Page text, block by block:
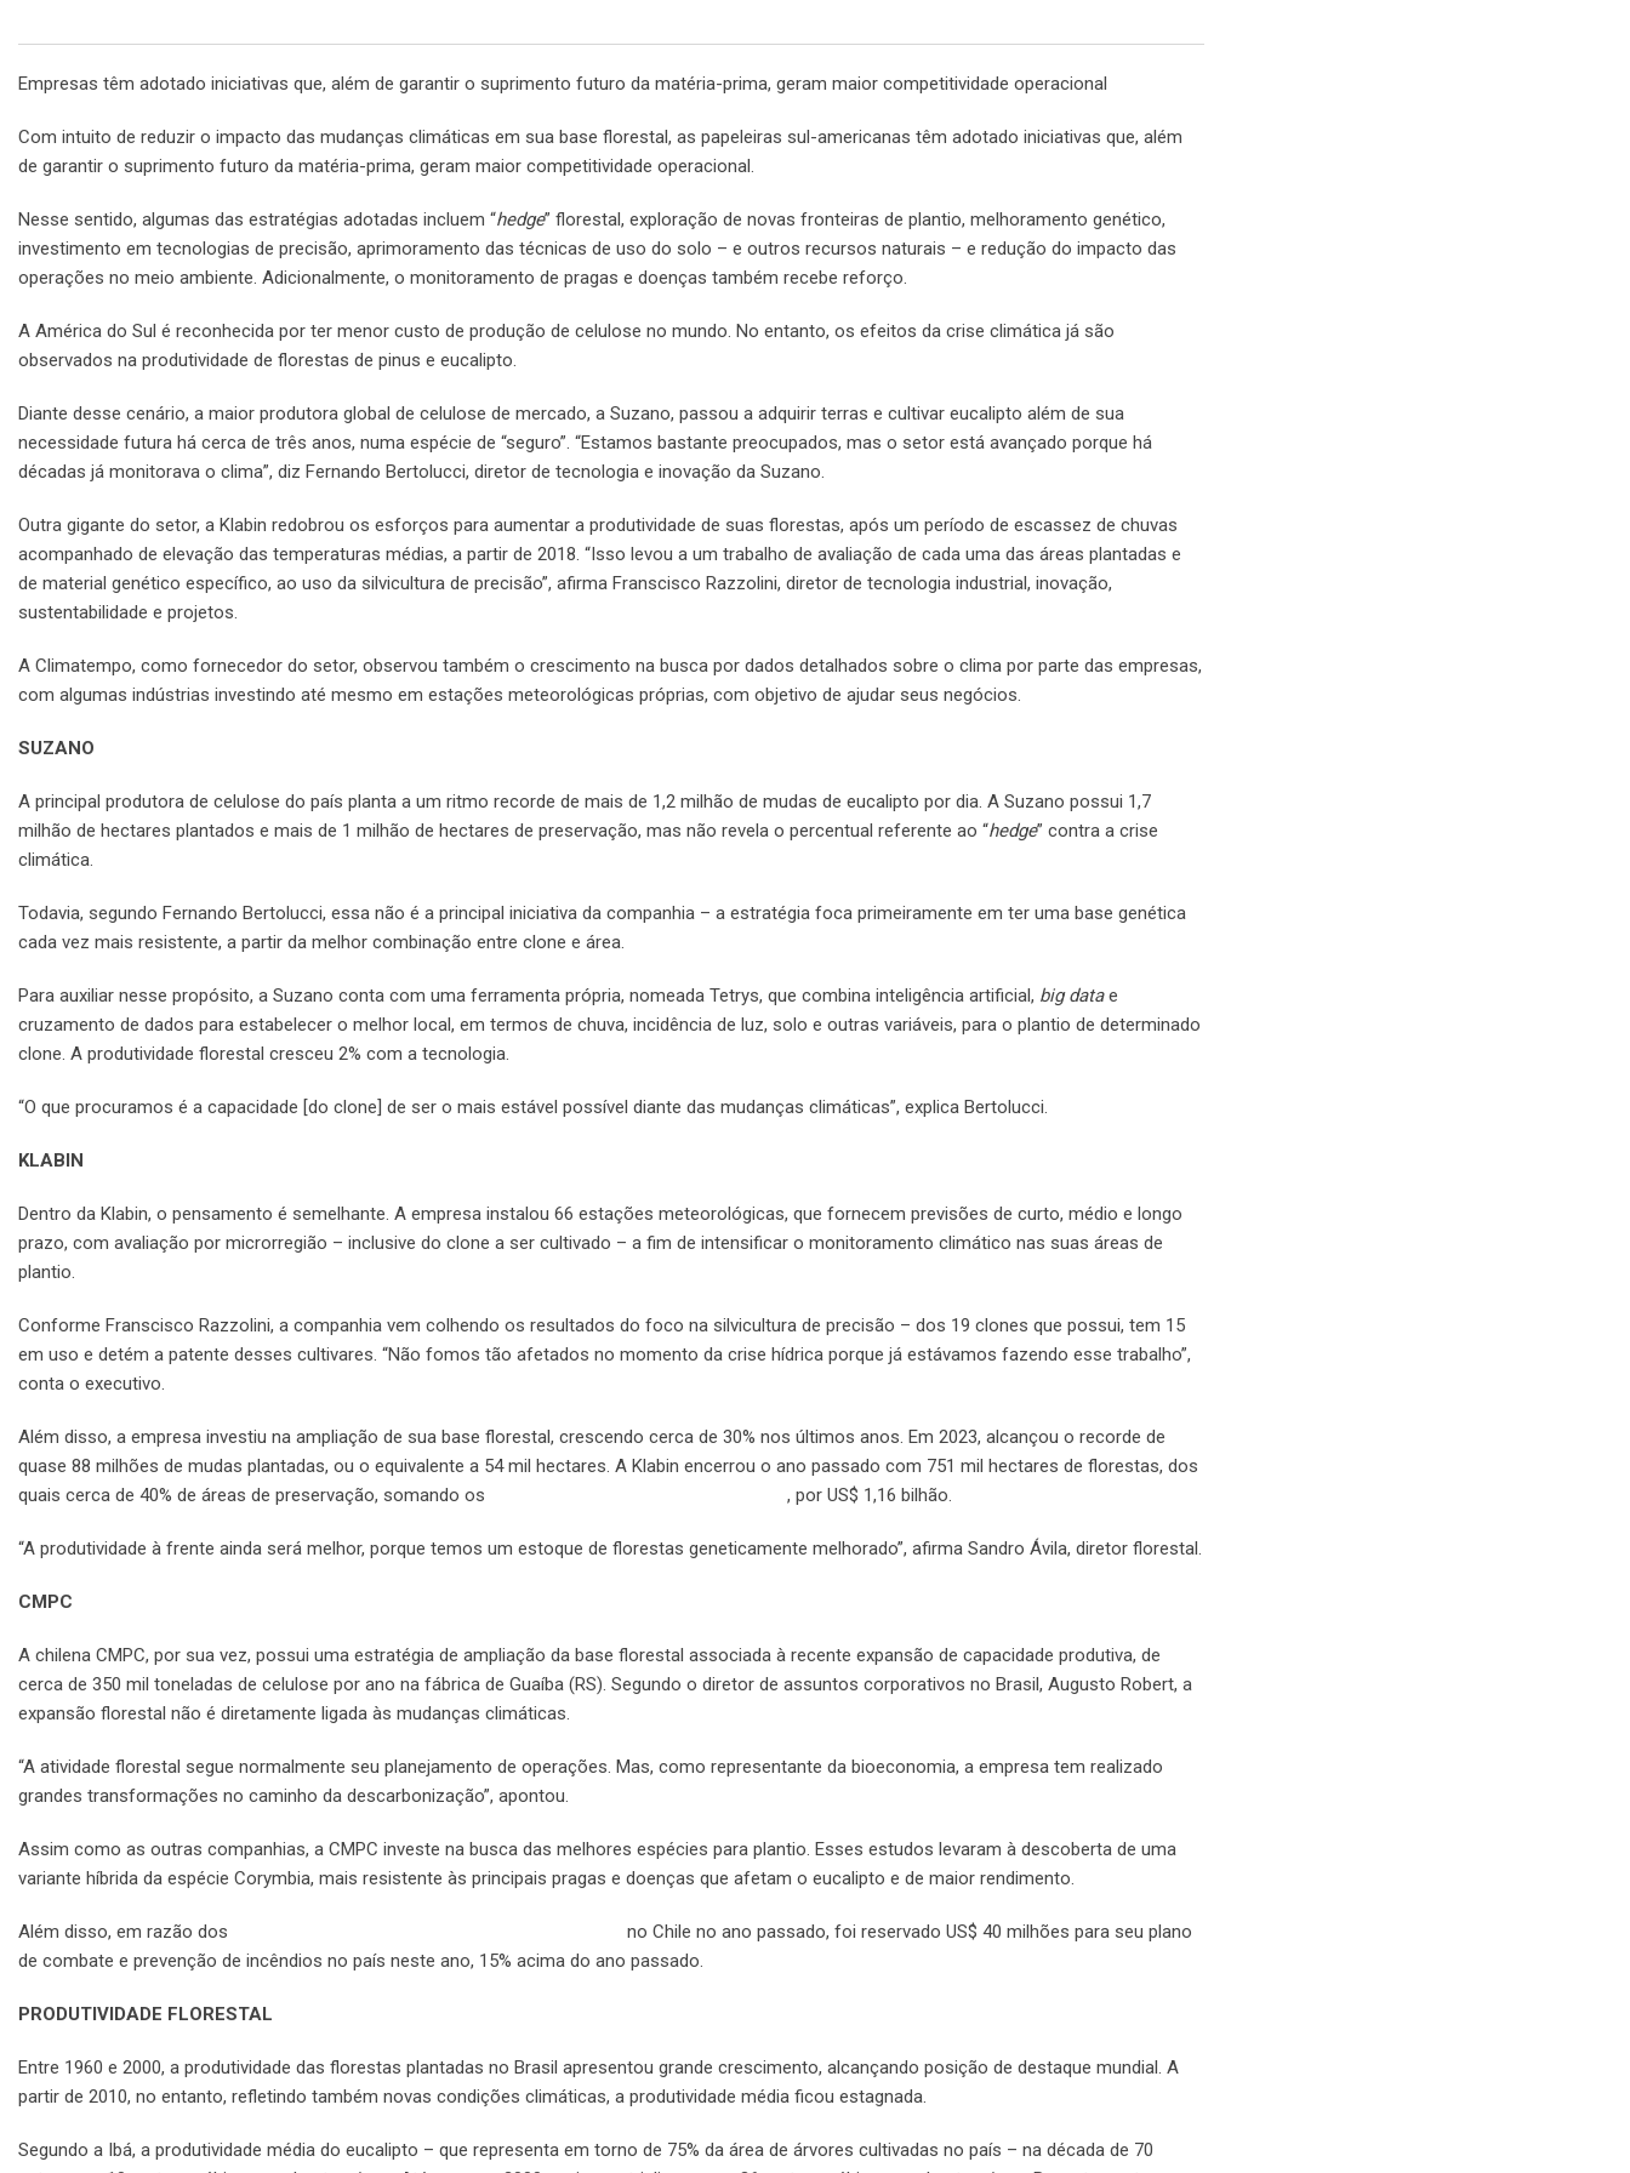
Empresas têm adotado iniciativas que, além de garantir o suprimento futuro da matéria-prima, geram maior competitividade operacional
Com intuito de reduzir o impacto das mudanças climáticas em sua base florestal, as papeleiras sul-americanas têm adotado iniciativas que, além
de garantir o suprimento futuro da matéria-prima, geram maior competitividade operacional.
Nesse sentido, algumas das estratégias adotadas incluem “hedge” florestal, exploração de novas fronteiras de plantio, melhoramento genético,
investimento em tecnologias de precisão, aprimoramento das técnicas de uso do solo – e outros recursos naturais – e redução do impacto das
operações no meio ambiente. Adicionalmente, o monitoramento de pragas e doenças também recebe reforço.
A América do Sul é reconhecida por ter menor custo de produção de celulose no mundo. No entanto, os efeitos da crise climática já são
observados na produtividade de florestas de pinus e eucalipto.
Diante desse cenário, a maior produtora global de celulose de mercado, a Suzano, passou a adquirir terras e cultivar eucalipto além de sua
necessidade futura há cerca de três anos, numa espécie de “seguro”. “Estamos bastante preocupados, mas o setor está avançado porque há
décadas já monitorava o clima”, diz Fernando Bertolucci, diretor de tecnologia e inovação da Suzano.
Outra gigante do setor, a Klabin redobrou os esforços para aumentar a produtividade de suas florestas, após um período de escassez de chuvas
acompanhado de elevação das temperaturas médias, a partir de 2018. “Isso levou a um trabalho de avaliação de cada uma das áreas plantadas e
de material genético específico, ao uso da silvicultura de precisão”, afirma Franscisco Razzolini, diretor de tecnologia industrial, inovação,
sustentabilidade e projetos.
A Climatempo, como fornecedor do setor, observou também o crescimento na busca por dados detalhados sobre o clima por parte das empresas,
com algumas indústrias investindo até mesmo em estações meteorológicas próprias, com objetivo de ajudar seus negócios.
SUZANO
A principal produtora de celulose do país planta a um ritmo recorde de mais de 1,2 milhão de mudas de eucalipto por dia. A Suzano possui 1,7
milhão de hectares plantados e mais de 1 milhão de hectares de preservação, mas não revela o percentual referente ao “hedge” contra a crise
climática.
Todavia, segundo Fernando Bertolucci, essa não é a principal iniciativa da companhia – a estratégia foca primeiramente em ter uma base genética
cada vez mais resistente, a partir da melhor combinação entre clone e área.
Para auxiliar nesse propósito, a Suzano conta com uma ferramenta própria, nomeada Tetrys, que combina inteligência artificial, big datae
cruzamento de dados para estabelecer o melhor local, em termos de chuva, incidência de luz, solo e outras variáveis, para o plantio de determinado
clone. A produtividade florestal cresceu 2% com a tecnologia.
“O que procuramos é a capacidade [do clone] de ser o mais estável possível diante das mudanças climáticas”, explica Bertolucci.
KLABIN
Dentro da Klabin, o pensamento é semelhante. A empresa instalou 66 estações meteorológicas, que fornecem previsões de curto, médio e longo
prazo, com avaliação por microrregião – inclusive do clone a ser cultivado – a fim de intensificar o monitoramento climático nas suas áreas de
plantio.
Conforme Franscisco Razzolini, a companhia vem colhendo os resultados do foco na silvicultura de precisão – dos 19 clones que possui, tem 15
em uso e detém a patente desses cultivares. “Não fomos tão afetados no momento da crise hídrica porque já estávamos fazendo esse trabalho”,
conta o executivo.
Além disso, a empresa investiu na ampliação de sua base florestal, crescendo cerca de 30% nos últimos anos. Em 2023, alcançou o recorde de
quase 88 milhões de mudas plantadas, ou o equivalente a 54 mil hectares. A Klabin encerrou o ano passado com 751 mil hectares de florestas, dos
quais cerca de 40% de áreas de preservação, somando os
, por US$ 1,16 bilhão.
“A produtividade à frente ainda será melhor, porque temos um estoque de florestas geneticamente melhorado”, afirma Sandro Ávila, diretor florestal.
CMPC
A chilena CMPC, por sua vez, possui uma estratégia de ampliação da base florestal associada à recente expansão de capacidade produtiva, de
cerca de 350 mil toneladas de celulose por ano na fábrica de Guaíba (RS). Segundo o diretor de assuntos corporativos no Brasil, Augusto Robert, a
expansão florestal não é diretamente ligada às mudanças climáticas.
“A atividade florestal segue normalmente seu planejamento de operações. Mas, como representante da bioeconomia, a empresa tem realizado
grandes transformações no caminho da descarbonização”, apontou.
Assim como as outras companhias, a CMPC investe na busca das melhores espécies para plantio. Esses estudos levaram à descoberta de uma
variante híbrida da espécie Corymbia, mais resistente às principais pragas e doenças que afetam o eucalipto e de maior rendimento.
Além disso, em razão dos
no Chile no ano passado, foi reservado US$ 40 milhões para seu plano
de combate e prevenção de incêndios no país neste ano, 15% acima do ano passado.
PRODUTIVIDADE FLORESTAL
Entre 1960 e 2000, a produtividade das florestas plantadas no Brasil apresentou grande crescimento, alcançando posição de destaque mundial. A
partir de 2010, no entanto, refletindo também novas condições climáticas, a produtividade média ficou estagnada.
Segundo a Ibá, a produtividade média do eucalipto – que representa em torno de 75% da área de árvores cultivadas no país – na década de 70